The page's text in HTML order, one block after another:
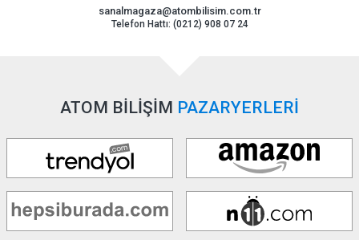
sanalmagaza@atombilisim.com.tr
Telefon Hattı: (0212) 908 07 24
ATOM BİLİŞİM PAZARYERLERİ